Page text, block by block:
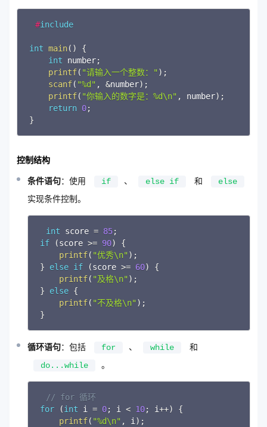
#include
int main( )
{
int number;
printf( "请输入一个整数：" ) ;
scanf( "%d" , &number) ;
printf( "你输入的数字是：%d\n" , number) ;
return
0;
}
控制结构
条件语句：使用 if 、 else if 和 else
实现条件控制。
int score = 85;
if
(score >= 90)
{
printf( "优秀\n" ) ;
}
else if (score >= 60)
{
printf( "及格\n" ) ;
}
else {
printf( "不及格\n" ) ;
}
循环语句：包括 for 、 while 和
do...while 。
// for 循环
for
(int i = 0; i < 10; i++)
{
printf( "%d\n" , i) ;